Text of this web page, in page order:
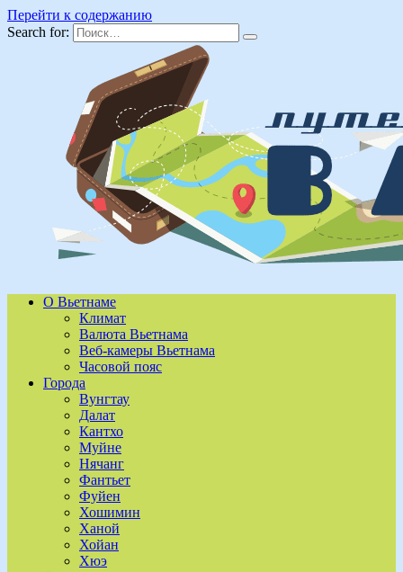
Перейти к содержанию
Search for:
О Вьетнаме
Климат
Валюта Вьетнама
Веб-камеры Вьетнама
Часовой пояс
Города
Вунгтау
Далат
Кантхо
Муйне
Нячанг
Фантьет
Фуйен
Хошимин
Ханой
Хойан
Хюэ